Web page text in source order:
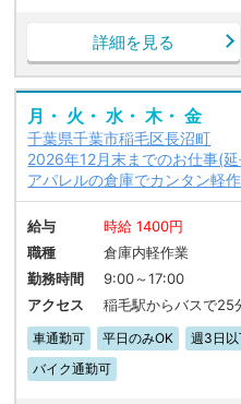
詳細を見る
月・ 火・ 水・ 木・ 金
千葉県千葉市稲毛区長沼町
2026年12月末までのお仕事(
アパレルの倉庫でカンタン軽作
給与
時給 1400円
職種
倉庫内軽作業
勤務時間
9:00～17:00
アクセス
稲毛駅からバスで25
車通勤可 平日のみOK 週3日
バイク通勤可